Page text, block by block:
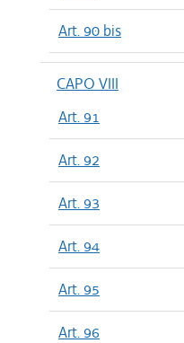
Art. 90 bis
CAPO VIII
Art. 91
Art. 92
Art. 93
Art. 94
Art. 95
Art. 96